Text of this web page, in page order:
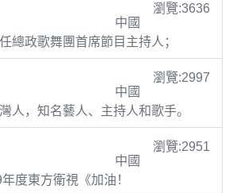
瀏覽:3636
中國
總政歌舞團首席節目主持人；
瀏覽:2997
中國
人，知名藝人、主持人和歌手。
瀏覽:2951
中國
度東方衛視《加油！